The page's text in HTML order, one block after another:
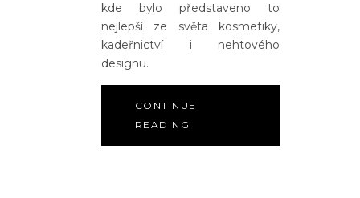
kde bylo představeno to
nejlepší ze světa kosmetiky,
kadeřnictví i nehtového
designu.
CONTINUE
READING